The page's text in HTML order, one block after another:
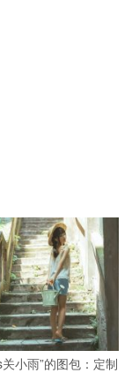
小雨”的图包：定制